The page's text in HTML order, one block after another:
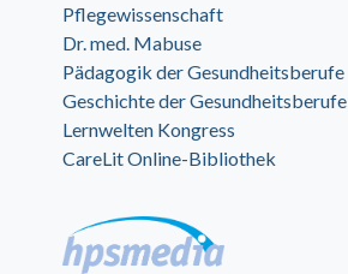
Pflegewissenschaft
Dr. med. Mabuse
Pädagogik der Gesundheitsberufe
Geschichte der Gesundheitsberufe
Lernwelten Kongress
CareLit Online-Bibliothek